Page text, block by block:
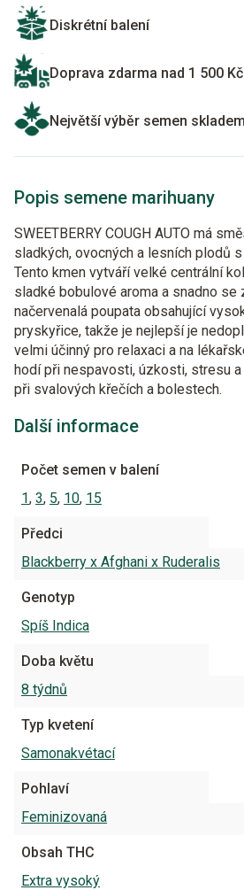
Diskrétní balení
Doprava zdarma nad 1 500 Kč
Největší výběr semen skladem
Popis semene marihuany
SWEETBERRY COUGH AUTO má
sladkých, ovocných a lesních plodů
Tento kmen vytváří velké centrální
sladké bobulové aroma a snadno se
načervenalá poupata obsahující
pryskyřice, takže je nejlepší je
velmi účinný pro relaxaci a na
hodí při nespavosti, úzkosti, stresu
při svalových křečích a bolestech.
Další informace
Počet semen v balení
1, 3, 5, 10, 15
Předci
Blackberry x Afghani x Ruderalis
Genotyp
Spíš Indica
Doba květu
8 týdnů
Typ kvetení
Samonakvétací
Pohlaví
Feminizovaná
Obsah THC
Extra vysoký